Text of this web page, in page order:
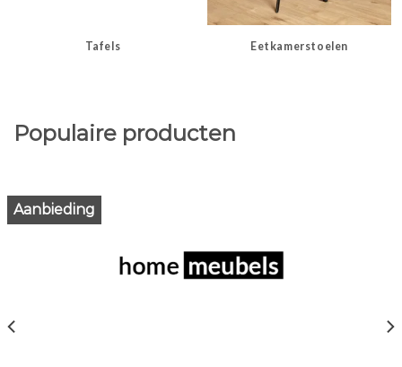
Tafels Eetkamerstoelen
Populaire producten
Aanbieding